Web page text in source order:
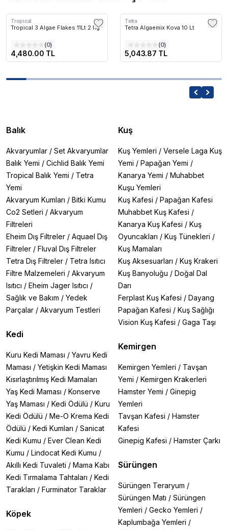
Tropical
Tropical 3 Algae Flakes 11Lt 2 Kg
(0)
4,480.00 TL
Tetra
Tetra Algaemix Kova 10 Lt
(0)
5,043.87 TL
Balık
Akvaryumlar / Set Akvaryumlar
Balık Yemi / Cichlid Balık Yemi
Tropical Balık Yemi / Tetra
Yemi
Akvaryum Kumları / Bitki Kumu
Co2 Setleri / Akvaryum
Filtreleri
Eheim Dış Filtreler / Aquael Dış
Filtreler / Fluval Dış Filtreler
Tetra Dış Filtreler / Tetra Isıtıcı
Filtre Malzemeleri / Akvaryum
Isıtıcı / Eheim Jager Isıtıcı /
Sağlık ve Bakım / Yedek
Parçalar / Akvaryum Testleri
Kedi
Kuru Kedi Maması / Yavru Kedi
Maması / Yetişkin Kedi Maması
Kısırlaştırılmış Kedi Mamaları
Yaş Kedi Maması / Konserve
Yaş Maması / Kedi Ödülü / Kuru
Kedi Ödülü / Me-O Krema Kedi
Ödülü / Kedi Kumları / Sanicat
Kedi Kumu / Ever Clean Kedi
Kumu / Lindocat Kedi Kumu /
Akıllı Kedi Tuvaleti / Mama Kabı
Kedi Tırmalama Tahtaları / Kedi
Tarakları / Furminator Taraklar
Köpek
Kuş
Kuş Yemleri / Versele Laga Kuş
Yemi / Papağan Yemi /
Kanarya Yemi / Muhabbet
Kuşu Yemleri
Kuş Kafesi / Papağan Kafesi
Muhabbet Kuş Kafesi /
Kanarya Kuş Kafesi / Kuş
Oyuncakları / Kuş Tünekleri /
Kuş Mamaları
Kuş Aksesuarları / Kuş Krakeri
Kuş Banyoluğu / Doğal Dal
Darı
Ferplast Kuş Kafesi / Dayang
Papağan Kafesi / Kuş Sağlığı
Vision Kuş Kafesi / Gaga Taşı
Kemirgen
Kemirgen Yemleri / Tavşan
Yemi / Kemirgen Krakerleri
Hamster Yemi / Ginepig
Yemleri
Tavşan Kafesi / Hamster
Kafesi
Ginepig Kafesi / Hamster Çarkı
Sürüngen
Sürüngen Teraryum /
Sürüngen Matı / Sürüngen
Yemleri / Gecko Yemleri /
Kaplumbağa Yemleri /